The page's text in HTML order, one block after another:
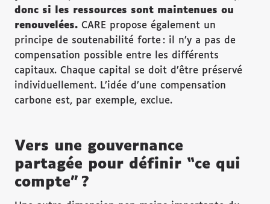
donc si les ressources sont maintenues ou
renouvelées. CARE propose également un
principe de soutenabilité forte : il n’y a pas de
compensation possible entre les différents
capitaux. Chaque capital se doit d’être préservé
individuellement. L’idée d’une compensation
carbone est, par exemple, exclue.
Vers une gouvernance
partagée pour définir “ce qui
compte” ?